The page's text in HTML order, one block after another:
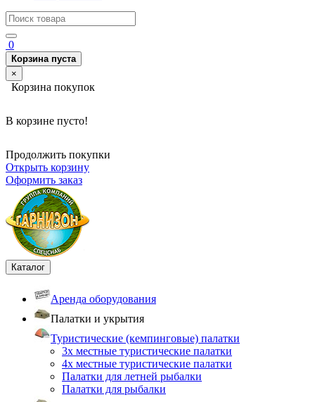
0
Корзина пуста
×
Корзина покупок
В корзине пусто!
Продолжить покупки
Открыть корзину
Оформить заказ
Каталог
Аренда оборудования
Палатки и укрытия
Туристические (кемпинговые) палатки
3х местные туристические палатки
4х местные туристические палатки
Палатки для летней рыбалки
Палатки для рыбалки